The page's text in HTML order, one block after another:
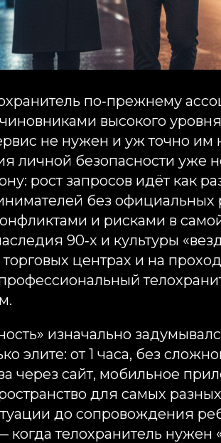
по‑прежнему
высокого
не нужен и уж точно им
личной безопасности уже
рост запросов идёт как
без официальных
и рисками в
90‑х и культуры
центрах и на
изначально
элите: от 1 часа, без
через сайт, мобильное
для самых
до сопровождения
когда телохранитель нужен